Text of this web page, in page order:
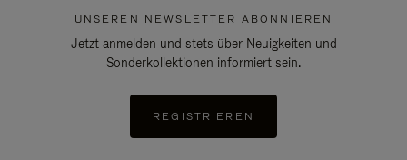
UNSEREN NEWSLETTER ABONNIEREN
Jetzt anmelden und stets über Neuigkeiten und
Sonderkollektionen informiert sein.
REGISTRIEREN